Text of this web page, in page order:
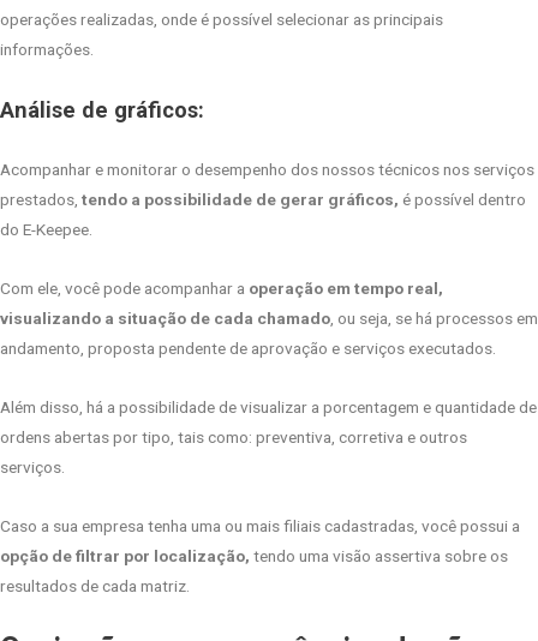
operações realizadas, onde é possível selecionar as principais
informações.
Análise de gráficos:
Acompanhar e monitorar o desempenho dos nossos técnicos nos serviços
prestados, tendo a possibilidade de gerar gráficos, é possível dentro
do E-Keepee.
Com ele, você pode acompanhar a operação em tempo real,
visualizando a situação de cada chamado , ou seja, se há processos em
andamento, proposta pendente de aprovação e serviços executados.
Além disso, há a possibilidade de visualizar a porcentagem e quantidade de
ordens abertas por tipo, tais como: preventiva, corretiva e outros
serviços.
Caso a sua empresa tenha uma ou mais filiais cadastradas, você possui a
opção de filtrar por localização, tendo uma visão assertiva sobre os
resultados de cada matriz.